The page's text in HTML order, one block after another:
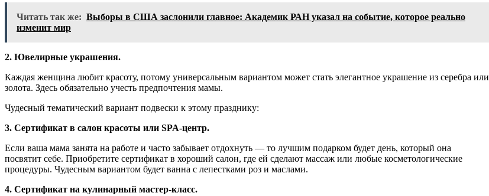
Читать так же: Выборы в США заслонили главное: Академик РАН указал на событие, которое реально
изменит мир
2. Ювелирные украшения.
Каждая женщина любит красоту, потому универсальным вариантом может стать элегантное украшение из серебра или
золота. Здесь обязательно учесть предпочтения мамы.
Чудесный тематический вариант подвески к этому празднику:
3. Сертификат в салон красоты или SPA-центр.
Если ваша мама занята на работе и часто забывает отдохнуть — то лучшим подарком будет день, который она
посвятит себе. Приобретите сертификат в хороший салон, где ей сделают массаж или любые косметологические
процедуры. Чудесным вариантом будет ванна с лепестками роз и маслами.
4. Сертификат на кулинарный мастер-класс.